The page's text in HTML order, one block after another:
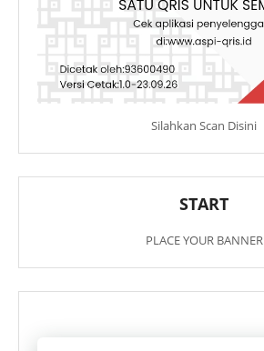
Silahkan Scan Disini
START
PLACE YOUR BANNER